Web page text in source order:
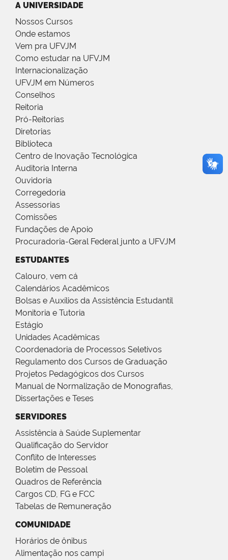
A UNIVERSIDADE
Nossos Cursos
Onde estamos
Vem pra UFVJM
Como estudar na UFVJM
Internacionalização
UFVJM em Números
Conselhos
Reitoria
Pró-Reitorias
Diretorias
Biblioteca
Centro de Inovação Tecnológica
Auditoria Interna
Ouvidoria
Corregedoria
Assessorias
Comissões
Fundações de Apoio
Procuradoria-Geral Federal junto a UFVJM
ESTUDANTES
Calouro, vem cá
Calendários Acadêmicos
Bolsas e Auxílios da Assistência Estudantil
Monitoria e Tutoria
Estágio
Unidades Acadêmicas
Coordenadoria de Processos Seletivos
Regulamento dos Cursos de Graduação
Projetos Pedagógicos dos Cursos
Manual de Normalização de Monografias,
Dissertações e Teses
SERVIDORES
Assistência à Saúde Suplementar
Qualificação do Servidor
Conflito de Interesses
Boletim de Pessoal
Quadros de Referência
Cargos CD, FG e FCC
Tabelas de Remuneração
COMUNIDADE
Horários de ônibus
Alimentação nos campi